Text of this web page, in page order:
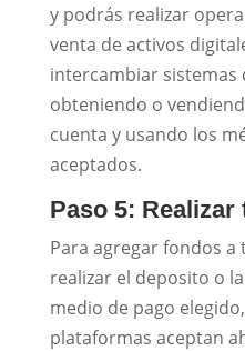
y podrás realizar
venta de activos
intercambiar sistemas
obteniendo o
cuenta y usando los
aceptados.
Paso 5: Realizar
Para agregar fondos
realizar el deposito o
medio de pago
plataformas aceptan